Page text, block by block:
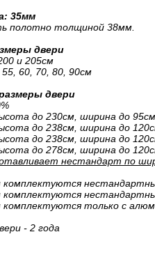
35мм
полотно толщиной 38мм.
двери
и 205см
60, 70, 80, 90см
двери
до 230см, ширина до
до 238см, ширина до
до 238см, ширина до
до 278см, ширина до
нестандарт по
комплектуются
комплектуются
только с
- 2 года